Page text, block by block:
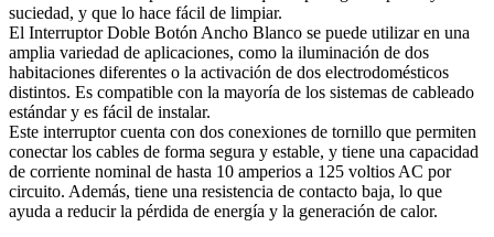
suciedad, y que lo hace fácil de limpiar.
El Interruptor Doble Botón Ancho Blanco se puede utilizar en una
amplia variedad de aplicaciones, como la iluminación de dos
habitaciones diferentes o la activación de dos electrodomésticos
distintos. Es compatible con la mayoría de los sistemas de cableado
estándar y es fácil de instalar.
Este interruptor cuenta con dos conexiones de tornillo que permiten
conectar los cables de forma segura y estable, y tiene una capacidad
de corriente nominal de hasta 10 amperios a 125 voltios AC por
circuito. Además, tiene una resistencia de contacto baja, lo que
ayuda a reducir la pérdida de energía y la generación de calor.